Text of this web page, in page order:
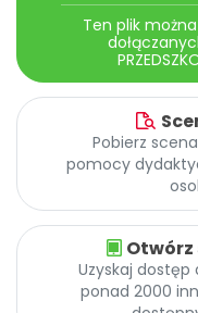
Ten plik
Pobierz
pomocy
Otwórz
Uzyskaj
ponad 2000